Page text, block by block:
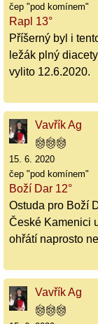
čep "pod komínem"
Rapl 13°
Příšerný byl i
ležák plný
vylito 12.6.2020.
Vavřík Ag
15. 6. 2020
čep "pod komínem"
Boží Dar 12°
Ostuda pro Boží
České Kamenici
ohřátí naprosto
Vavřík Ag